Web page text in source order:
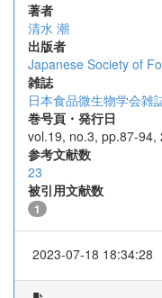
著者
清水 潮
出版者
Japanese Society of
雑誌
日本食品微生物学会雑
巻号頁・発行日
vol.19, no.3, pp.87-
参考文献数
23
被引用文献数
1
2023-07-18 18:34:28